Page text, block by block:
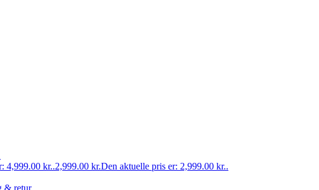
4,999.00 kr..2,999.00 kr.Den aktuelle pris er: 2,999.00 kr..
& retur